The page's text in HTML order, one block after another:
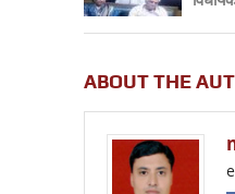
ABOUT THE